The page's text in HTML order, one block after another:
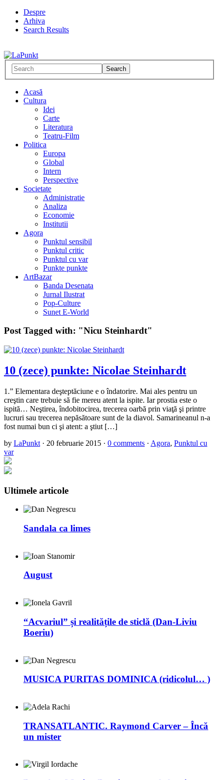
Despre
Arhiva
Search Results
Acasă
Cultura
Idei
Carte
Literatura
Teatru-Film
Politica
Europa
Global
Intern
Perspective
Societate
Administratie
Analiza
Economie
Institutii
Agora
Punktul sensibil
Punktul critic
Punktul cu var
Punkte punkte
ArtBazar
Banda Desenata
Jurnal Ilustrat
Pop-Culture
Sunet E-World
Post Tagged with: "Nicu Steinhardt"
10 (zece) punkte: Nicolae Steinhardt
1.” Elementara deşteptăciune e o îndatorire. Mai ales pentru un
creştin care trebuie să fie mereu atent la ispite. Iar prostia este o
ispită… Neştirea, îndobitocirea, trecerea oarbă prin viaţă şi printre
lucruri sau trecerea nepăsătoare sunt de la diavol. Samarineanul n-a
fost numai bun ci şi atent: a ştiut […]
by LaPunkt · 20 februarie 2015 · 0 comments · Agora, Punktul cu
var
Ultimele articole
Sandala ca limes
August
“Acvariul” și realitățile de sticlă (Dan-Liviu
Boeriu)
MUSICA PURITAS DOMINICA (ridicolul… )
TRANSATLANTIC. Raymond Carver – Încă
un mister